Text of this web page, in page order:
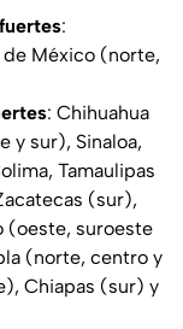
:
México (norte,
: Chihuahua
y sur), Sinaloa,
Tamaulipas
(sur),
(oeste, suroeste
(norte, centro y
Chiapas (sur) y